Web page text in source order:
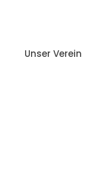
Unser Verein